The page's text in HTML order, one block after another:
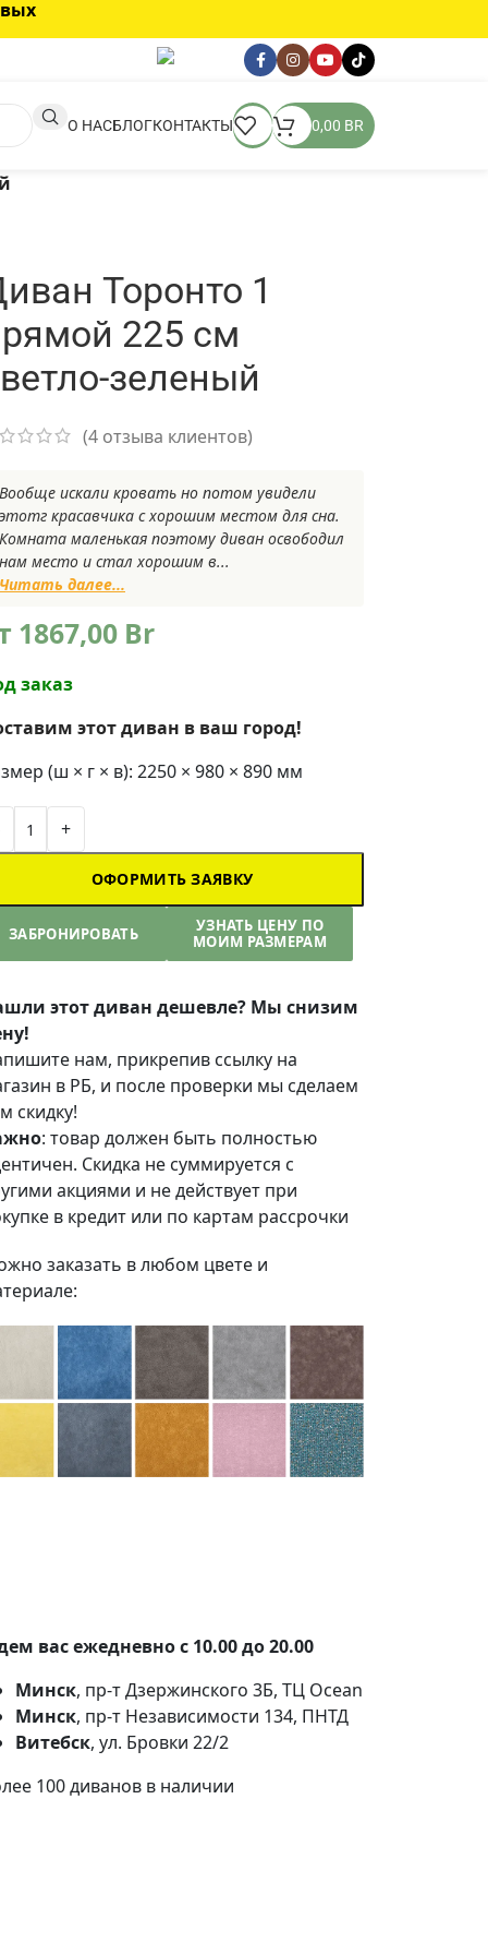
О НАСБЛОГКОНТАКТЫ 0,00 BR
Торонто 1
225 см
зеленый
(4 отзыва клиентов)
Вообще искали кровать но потом увидели
этотг красавчика с хорошим местом для сна.
Комната маленькая поэтому диван освободил
нам место и стал хорошим в...
Читать далее...
1867,00 Br
заказ
этот диван в ваш город!
(ш × г × в): 2250 × 980 × 890 мм
+
ЗАБРОНИРОВАТЬ
ОФОРМИТЬ ЗАЯВКУ
УЗНАТЬ ЦЕНУ ПО
МОИМ РАЗМЕРАМ
этот диван дешевле? Мы снизим
нам, прикрепив ссылку на
в РБ, и после проверки мы сделаем
скидку!
: товар должен быть полностью
Скидка не суммируется с
акциями и не действует при
в кредит или по картам рассрочки
заказать в любом цвете и
вас ежедневно с 10.00 до 20.00
Минск, пр-т Дзержинского 3Б, ТЦ Ocean
Минск, пр-т Независимости 134, ПНТД
Витебск, ул. Бровки 22/2
100 диванов в наличии